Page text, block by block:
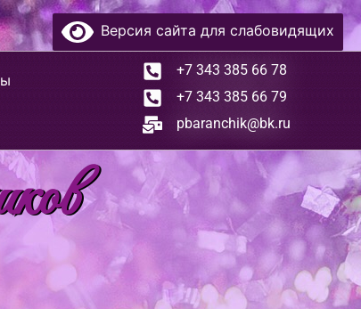
Версия сайта для слабовидящих
+7 343 385 66 78
+7 343 385 66 79
pbaranchik@bk.ru